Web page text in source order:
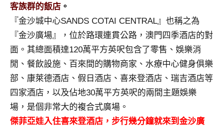
吳
哥
國
旅
遊
書
者、
各
客族群的飯店 。
『金沙城中心SANDS COTAI CENTRAL』也稱之為
『金沙廣場』，位於路環連貫公路，澳門四季酒店的對
面。其總面積達120萬平方英呎包含了零售、娛樂消
閒、餐飲設施、百來間的購物商家、水療中心健身俱樂
部、康萊德酒店、假日酒店、喜來登酒店、瑞吉酒店等
四家酒店，以及佔地30萬平方英呎的兩間主題娛樂
場，是個非常大的複合式廣場。
傑菲亞娃入住喜來登酒店，步行幾分鐘就來到金沙廣